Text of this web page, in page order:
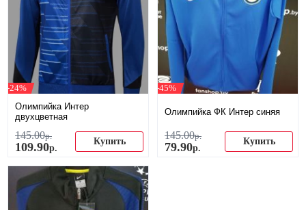
-24%
Олимпийка Интер
двухцветная
145.00р.
109.90р.
Купить
-45%
Олимпийка ФК Интер синяя
145.00р.
79.90р.
Купить